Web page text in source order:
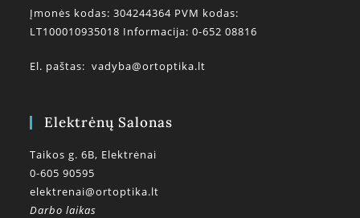
Įmonės kodas: 304244364 PVM kodas:
LT100010935018 Informacija: 0-652 08816
El. paštas:vadyba@ortoptika.lt
Elektrėnų Salonas
Taikos g. 6B, Elektrėnai
0-605 90595
elektrenai@ortoptika.lt
Darbo laikas